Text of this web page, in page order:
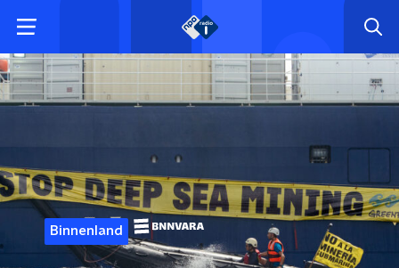
Binnenland